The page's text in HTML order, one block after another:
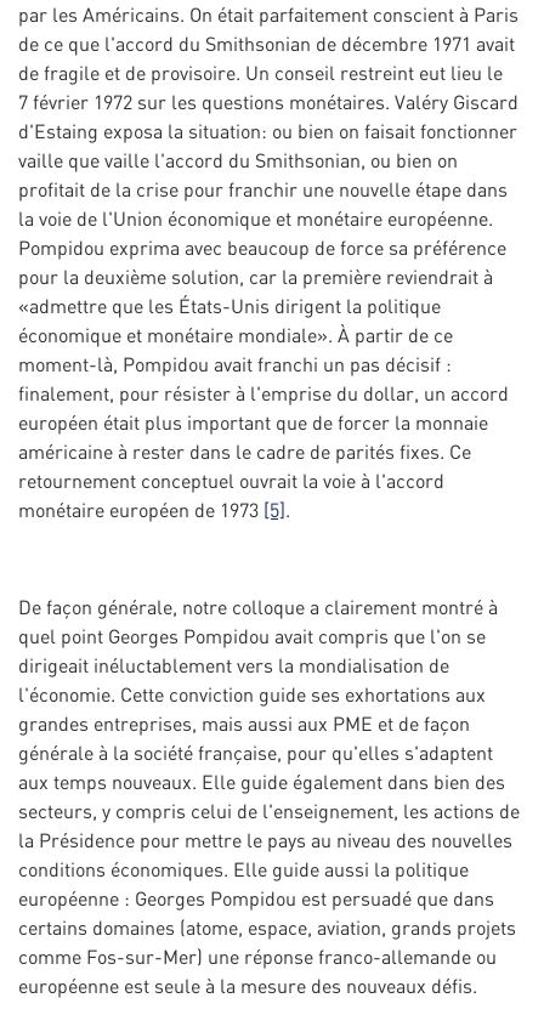
par les Américains. On était parfaitement conscient à Paris
de ce que l'accord du Smithsonian de décembre 1971 avait
de fragile et de provisoire. Un conseil restreint eut lieu le
7 février 1972 sur les questions monétaires. Valéry Giscard
d'Estaing exposa la situation: ou bien on faisait fonctionner
vaille que vaille l'accord du Smithsonian, ou bien on
profitait de la crise pour franchir une nouvelle étape dans
la voie de l'Union économique et monétaire européenne.
Pompidou exprima avec beaucoup de force sa préférence
pour la deuxième solution, car la première reviendrait à
«admettre que les États-Unis dirigent la politique
économique et monétaire mondiale». À partir de ce
moment-là, Pompidou avait franchi un pas décisif :
finalement, pour résister à l'emprise du dollar, un accord
européen était plus important que de forcer la monnaie
américaine à rester dans le cadre de parités fixes. Ce
retournement conceptuel ouvrait la voie à l'accord
monétaire européen de 1973 [5].
De façon générale, notre colloque a clairement montré à
quel point Georges Pompidou avait compris que l'on se
dirigeait inéluctablement vers la mondialisation de
l'économie. Cette conviction guide ses exhortations aux
grandes entreprises, mais aussi aux PME et de façon
générale à la société française, pour qu'elles s'adaptent
aux temps nouveaux. Elle guide également dans bien des
secteurs, y compris celui de l'enseignement, les actions de
la Présidence pour mettre le pays au niveau des nouvelles
conditions économiques. Elle guide aussi la politique
européenne : Georges Pompidou est persuadé que dans
certains domaines (atome, espace, aviation, grands projets
comme Fos-sur-Mer) une réponse franco-allemande ou
européenne est seule à la mesure des nouveaux défis.